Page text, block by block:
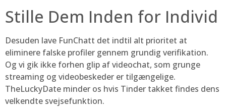
Stille Dem Inden for Individ
Desuden lave FunChatt det indtil alt prioritet at
eliminere falske profiler gennem grundig verifikation.
Og vi gik ikke forhen glip af videochat, som grunge
streaming og videobeskeder er tilgængelige.
TheLuckyDate minder os hvis Tinder takket findes dens
velkendte svejsefunktion.